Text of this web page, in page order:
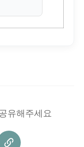
유해주세요